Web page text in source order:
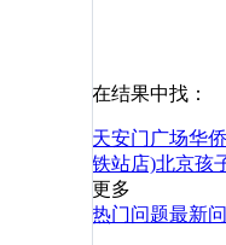
在结果中找：
天安门广场华
铁站店)北京孩
更多
热门问题最新